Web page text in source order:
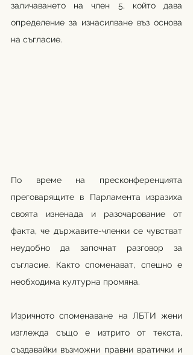
заличаването на член 5, който дава
определение за изнасилване въз основа
на съгласие.
По време на пресконференцията
преговарящите в Парламента изразиха
своята изненада и разочарование от
факта, че държавите-членки се чувстват
неудобно да започнат разговор за
съгласие. Както споменават, спешно е
необходима културна промяна.
Изричното споменаване на ЛБТИ жени
изглежда също е изтрито от текста,
създавайки възможни правни вратички и